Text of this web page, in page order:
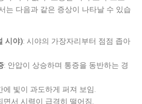
는 다음과 같은 증상이 나타날 수 있습
시야): 시야의 가장자리부터 점점 좁아
: 안압이 상승하며 통증을 동반하는 경
에 빛이 과도하게 퍼져 보임.
면서 시력이 급격히 떨어짐.